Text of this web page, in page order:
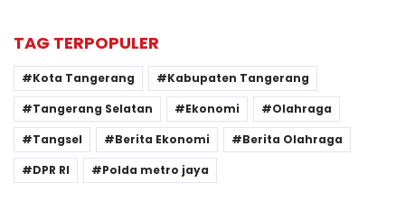
TAG TERPOPULER
Kota Tangerang
Kabupaten Tangerang
Tangerang Selatan
Ekonomi
Olahraga
Tangsel
Berita Ekonomi
Berita Olahraga
DPR RI
Polda metro jaya